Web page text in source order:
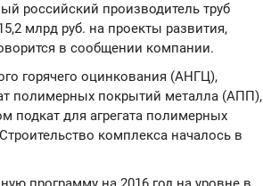
российский производитель труб
млрд руб. на проекты развития,
в сообщении компании.
горячего оцинкования (АНГЦ),
полимерных покрытий металла (АПП),
подкат для агрегата полимерных
комплекса началось в